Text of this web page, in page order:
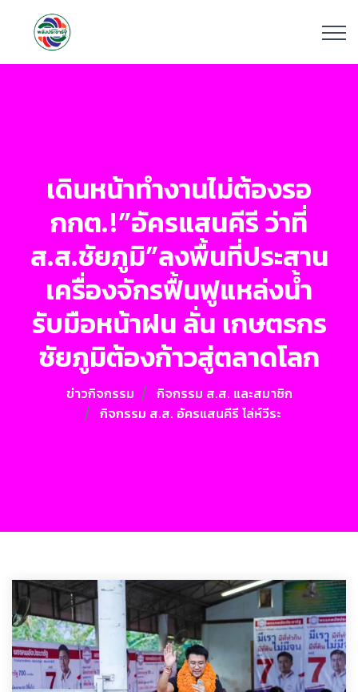
เดินหน้าทำงานไม่ต้องรอ
กกต.!”อัครแสนคีรี ว่าที่
ส.ส.ชัยภูมิ”ลงพื้นที่ประสาน
เครื่องจักรฟื้นฟูแหล่งน้ำ
รับมือหน้าฝน ลั่น เกษตรกร
ชัยภูมิต้องก้าวสู่ตลาดโลก
ข่าวกิจกรรม
กิจกรรม ส.ส. และสมาชิก
กิจกรรม ส.ส. อัครแสนคีรี โล่ห์วีระ